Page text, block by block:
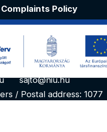
Complaints Policy
nyilatkozat
sajto@niu.hu
/ Postal address: 1077